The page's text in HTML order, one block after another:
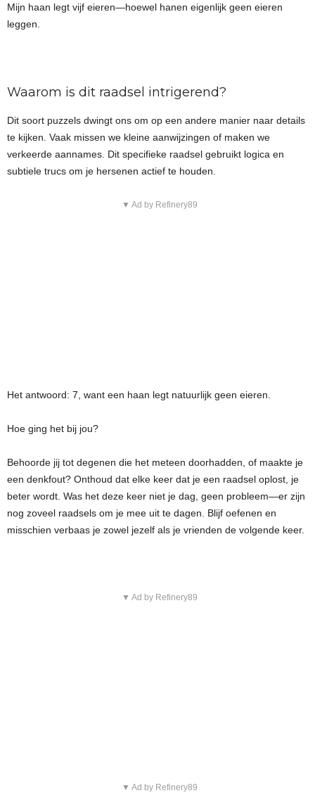
Mijn haan legt vijf eieren—hoewel hanen eigenlijk geen eieren
leggen.
Waarom is dit raadsel intrigerend?
Dit soort puzzels dwingt ons om op een andere manier naar details
te kijken. Vaak missen we kleine aanwijzingen of maken we
verkeerde aannames. Dit specifieke raadsel gebruikt logica en
subtiele trucs om je hersenen actief te houden.
▼ Ad by Refinery89
Het antwoord: 7, want een haan legt natuurlijk geen eieren.
Hoe ging het bij jou?
Behoorde jij tot degenen die het meteen doorhadden, of maakte je
een denkfout? Onthoud dat elke keer dat je een raadsel oplost, je
beter wordt. Was het deze keer niet je dag, geen probleem—er zijn
nog zoveel raadsels om je mee uit te dagen. Blijf oefenen en
misschien verbaas je zowel jezelf als je vrienden de volgende keer.
▼ Ad by Refinery89
▼ Ad by Refinery89